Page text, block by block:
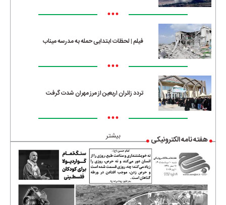
•••
فیلم | لحظات ابتدایی حمله به مدرسه میناب
•••
تردد زائران اربعین از مرز مهران شدت گرفت
•••
بیشتر هفته نامه الکترونیکی